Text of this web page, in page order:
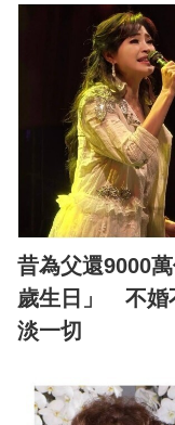
昔為父還9000
歲生日」 不婚
淡一切